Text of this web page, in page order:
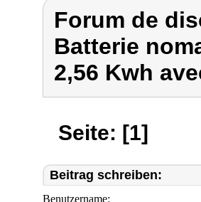
Forum de
Batterie
2,56 Kwh
Seite: [1]
Beitrag schreiben:
Benutzername: